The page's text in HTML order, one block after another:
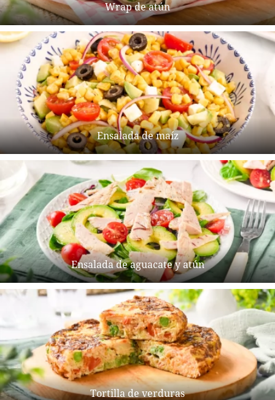
Wrap de atún
Ensalada de maíz
Ensalada de aguacate y atún
Tortilla de verduras